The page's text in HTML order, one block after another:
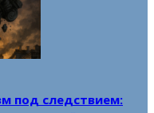
под следствием: